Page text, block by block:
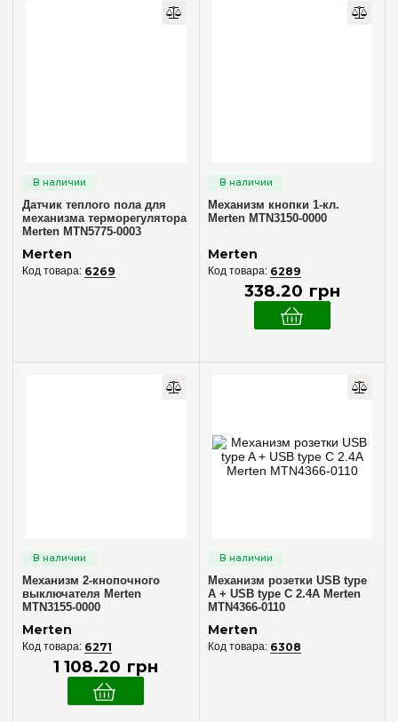
Датчик теплого пола для
механизма терморегулятора
Merten MTN5775-0003
Merten
6269
Механизм кнопки 1-кл.
Merten MTN3150-0000
Merten
6289
338.20 грн
Механизм 2-кнопочного
выключателя Merten
MTN3155-0000
Merten
6271
1 108.20 грн
Механизм розетки USB type
A + USB type C 2.4A Merten
MTN4366-0110
Merten
6308